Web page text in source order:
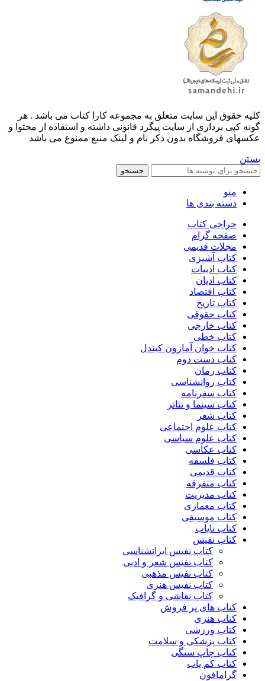
کليه حقوق اين سايت متعلق به مجموعه کارا کتاب می باشد . هر
گونه کپی برداری از سایت پیگرد قانونی داشته و استفاده از محتوا و
عکسهای فروشگاه بدون ذکر نام و لینک منبع ممنوع می باشد
بستن
جستجو
منو
دسته بندی ها
حراجی کتاب
صفحه گرام
مجلات قدیمی
کتاب آشپزی
کتاب ادبیات
کتاب ادیان
کتاب اقتصاد
کتاب تاریخ
کتاب حقوقی
کتاب خارجی
کتاب خطی
کتاب خوان آمازون کیندل
کتاب دست دوم
کتاب رمان
کتاب روانشناسی
کتاب سفرنامه
کتاب سینما و تئاتر
کتاب شعر
کتاب علوم اجتماعی
کتاب علوم سیاسی
کتاب عکاسی
کتاب فلسفه
کتاب قدیمی
کتاب متفرقه
کتاب مدیریت
کتاب معماری
کتاب موسیقی
کتاب نایاب
کتاب نفیس
کتاب نفیس ایرانشناسی
کتاب نفیس شعر و ادبی
کتاب نفیس مذهبی
کتاب نفیس هنری
کتاب نقاشی و گرافیک
کتاب های پر فروش
کتاب هنری
کتاب ورزشی
کتاب پزشکی و سلامت
کتاب چاپ سنگی
کتاب کم یاب
گرامافون